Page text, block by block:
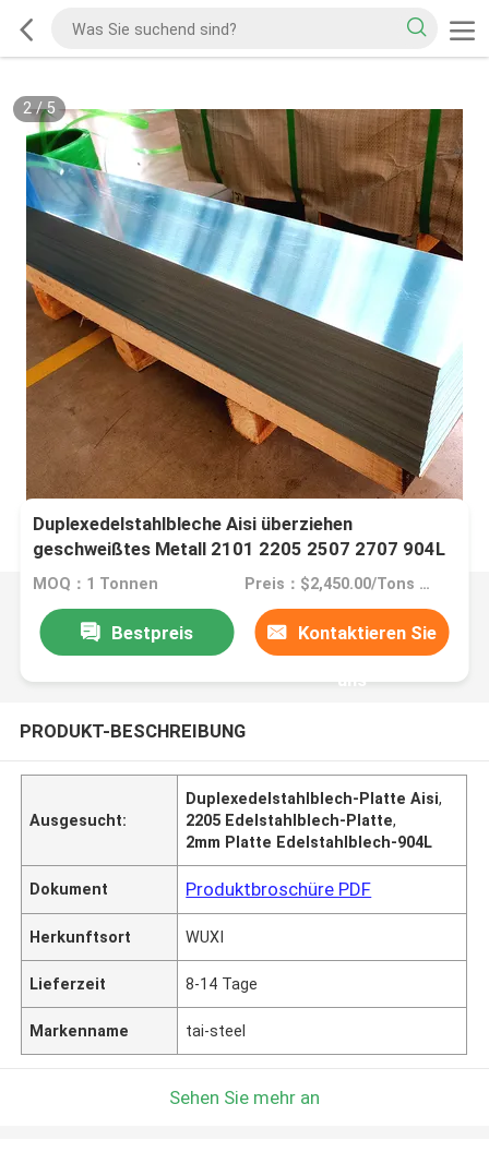
2/5
Duplexedelstahlbleche Aisi überziehen
geschweißtes Metall 2101 2205 2507 2707 904L
MOQ：1 Tonnen Preis：$2,450.00/Tons 10-999 Tons
Bestpreis Kontaktieren Sie
uns
PRODUKT-BESCHREIBUNG
Ausgesucht:
Duplexedelstahlblech-Platte Aisi,
2205 Edelstahlblech-Platte,
2mm Platte Edelstahlblech-904L
Dokument Produktbroschüre PDF
Herkunftsort WUXI
Lieferzeit 8-14 Tage
Markenname tai-steel
Sehen Sie mehr an